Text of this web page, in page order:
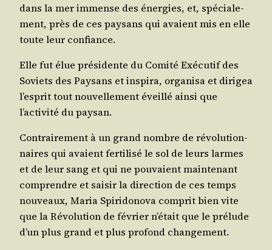
dans la mer immense des éner­gies, et, spé­cia­le­
ment, près de ces pay­sans qui avaient mis en elle
toute leur confiance.
Elle fut élue pré­si­dente du Comi­té Exé­cu­tif des
Soviets des Pay­sans et ins­pi­ra, orga­ni­sa et diri­gea
l’esprit tout nou­vel­le­ment éveillé ain­si que
l’activité du paysan.
Contrai­re­ment à un grand nombre de révo­lu­tion­
naires qui avaient fer­ti­li­sé le sol de leurs larmes
et de leur sang et qui ne pou­vaient main­te­nant
com­prendre et sai­sir la direc­tion de ces temps
nou­veaux, Maria Spi­ri­do­no­va com­prit bien vite
que la Révo­lu­tion de février n’était que le pré­lude
d’un plus grand et plus pro­fond changement.